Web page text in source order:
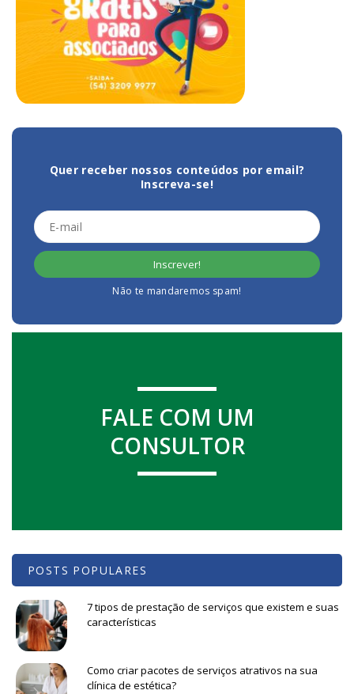
Quer receber nossos conteúdos por email?
Inscreva-se!
Não te mandaremos spam!
FALE COM UM
CONSULTOR
POSTS POPULARES
7 tipos de prestação de serviços que existem e suas
características
Como criar pacotes de serviços atrativos na sua
clínica de estética?